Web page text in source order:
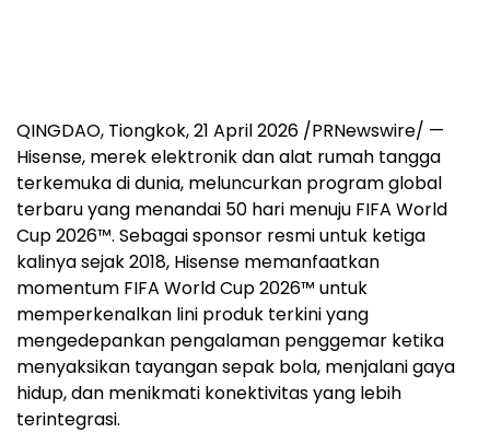
QINGDAO, Tiongkok, 21 April 2026 /PRNewswire/ —
Hisense, merek elektronik dan alat rumah tangga
terkemuka di dunia, meluncurkan program global
terbaru yang menandai 50 hari menuju FIFA World
Cup 2026™. Sebagai sponsor resmi untuk ketiga
kalinya sejak 2018, Hisense memanfaatkan
momentum FIFA World Cup 2026™ untuk
memperkenalkan lini produk terkini yang
mengedepankan pengalaman penggemar ketika
menyaksikan tayangan sepak bola, menjalani gaya
hidup, dan menikmati konektivitas yang lebih
terintegrasi.